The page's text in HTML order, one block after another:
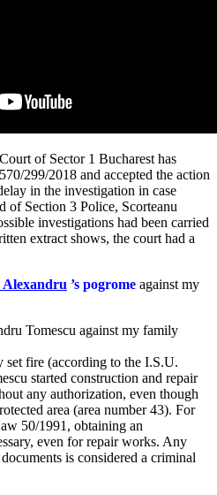
of Sector 1 Bucharest has
299/2018 and accepted the action
in the investigation in case
of Section 3 Police, Scorteanu
investigations had been carried
extract shows, the court had a
Alexandru ’s pogrome against my
Tomescu against my family
fire (according to the I.S.U.
started construction and repair
any authorization, even though
area (area number 43). For
50/1991, obtaining an
even for repair works. Any
is considered a criminal